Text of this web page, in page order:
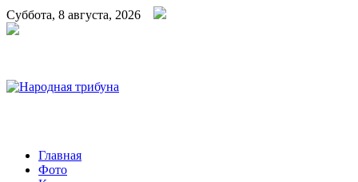
Суббота, 8 августа, 2026
Народная трибуна
Калининская районная газета
Главная
Фото